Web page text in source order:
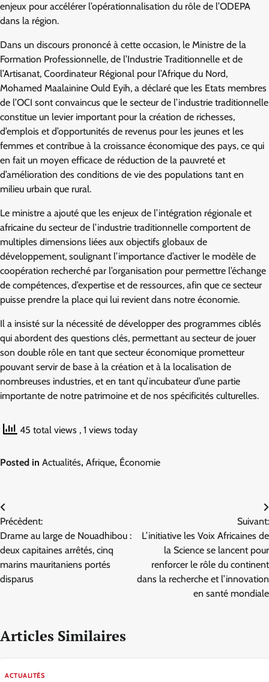
enjeux pour accélérer l’opérationnalisation du rôle de l’ODEPA
dans la région.
Dans un discours prononcé à cette occasion, le Ministre de la
Formation Professionnelle, de l’Industrie Traditionnelle et de
l’Artisanat, Coordinateur Régional pour l’Afrique du Nord,
Mohamed Maalainine Ould Eyih, a déclaré que les Etats membres
de l’OCI sont convaincus que le secteur de l’industrie traditionnelle
constitue un levier important pour la création de richesses,
d’emplois et d’opportunités de revenus pour les jeunes et les
femmes et contribue à la croissance économique des pays, ce qui
en fait un moyen efficace de réduction de la pauvreté et
d’amélioration des conditions de vie des populations tant en
milieu urbain que rural.
Le ministre a ajouté que les enjeux de l’intégration régionale et
africaine du secteur de l’industrie traditionnelle comportent de
multiples dimensions liées aux objectifs globaux de
développement, soulignant l’importance d’activer le modèle de
coopération recherché par l’organisation pour permettre l’échange
de compétences, d’expertise et de ressources, afin que ce secteur
puisse prendre la place qui lui revient dans notre économie.
Il a insisté sur la nécessité de développer des programmes ciblés
qui abordent des questions clés, permettant au secteur de jouer
son double rôle en tant que secteur économique prometteur
pouvant servir de base à la création et à la localisation de
nombreuses industries, et en tant qu’incubateur d’une partie
importante de notre patrimoine et de nos spécificités culturelles.
45 total views , 1 views today
Posted in Actualités, Afrique, Économie
Navigation
de
l’article
Précèdent:
Drame au large de Nouadhibou :
deux capitaines arrêtés, cinq
marins mauritaniens portés
disparus
Suivant:
L’initiative les Voix Africaines de
la Science se lancent pour
renforcer le rôle du continent
dans la recherche et l’innovation
en santé mondiale
Articles Similaires
ACTUALITÉS